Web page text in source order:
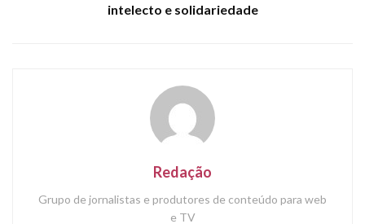
intelecto e solidariedade
Redação
Grupo de jornalistas e produtores de conteúdo para web
e TV